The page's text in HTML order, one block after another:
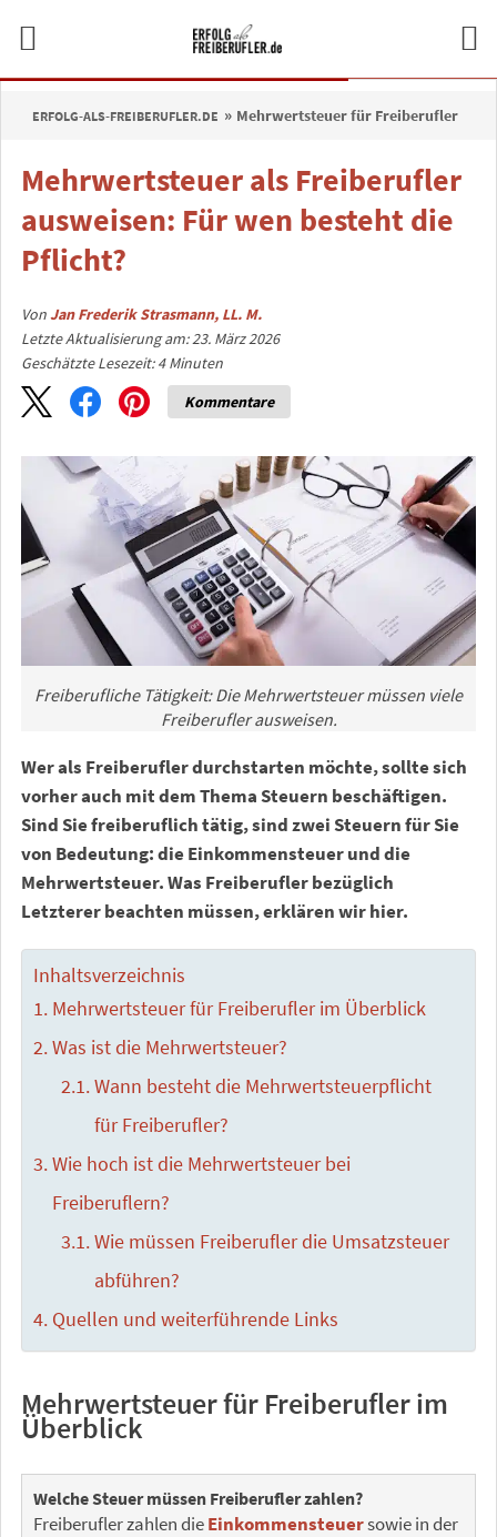
ERFOLG-ALS-FREIBERUFLER.DE Mehrwertsteuer für Freiberufler
Mehrwertsteuer als Freiberufler
ausweisen: Für wen besteht die
Pflicht?
VonJan Frederik Strasmann, LL. M.
Letzte Aktualisierung am: 23. März 2026
Geschätzte Lesezeit:4 Minuten
Kommentare
Freiberufliche Tätigkeit: Die Mehrwertsteuer müssen viele
Freiberufler ausweisen.
Wer als Freiberufler durchstarten möchte, sollte sich
vorher auch mit dem Thema Steuern beschäftigen.
Sind Sie freiberuflich tätig, sind zwei Steuern für Sie
von Bedeutung: die Einkommensteuer und die
Mehrwertsteuer. Was Freiberufler bezüglich
Letzterer beachten müssen, erklären wir hier.
Inhaltsverzeichnis
Mehrwertsteuer für Freiberufler im Überblick
Was ist die Mehrwertsteuer?
Wann besteht die Mehrwertsteuerpflicht
für Freiberufler?
Wie hoch ist die Mehrwertsteuer bei
Freiberuflern?
Wie müssen Freiberufler die Umsatzsteuer
abführen?
Quellen und weiterführende Links
Mehrwertsteuer für Freiberufler im
Überblick
Welche Steuer müssen Freiberufler zahlen?
Freiberufler zahlen dieEinkommensteuersowie in der